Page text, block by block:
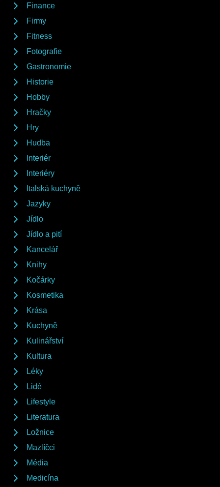
Finance
Firmy
Fitness
Fotografie
Gastronomie
Historie
Hobby
Hračky
Hry
Hudba
Interiér
Interiéry
Italská kuchyně
Jazyky
Jídlo
Jídlo a pití
Kancelář
Knihy
Kočárky
Kosmetika
Krása
Kuchyně
Kulinářství
Kultura
Léky
Lidé
Lifestyle
Literatura
Ložnice
Mazlíčci
Média
Medicína